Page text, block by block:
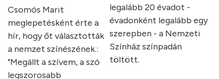
legalább 20 évadot -
évadonként legalább egy
szerepben - a Nemzeti
Színház színpadán
töltött.
Csomós Marit
meglepetésként érte a
hír, hogy őt választották
a nemzet színészének.:
"Megállt a szívem, a szó
legszorosabb